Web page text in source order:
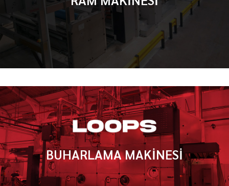
BUHARLAMA MAKİNESİ